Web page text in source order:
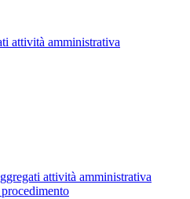
attività amministrativa
attività amministrativa